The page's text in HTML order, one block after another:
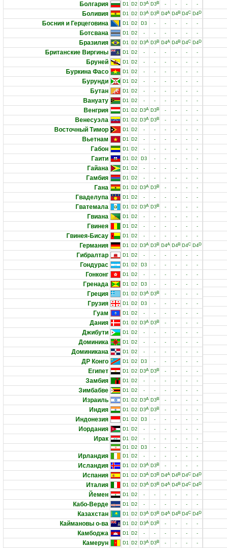
Болгария D1 D2 D3A D3B - - - -
Боливия D1 D2 D3A D3B D4A D4B D4C D4D
Босния и Герцеговина D1 D2 D3 - - - - -
Ботсвана D1 D2 - - - - - -
Бразилия D1 D2 D3A D3B D4A D4B D4C D4D
Британские Виргины D1 D2 - - - - - -
Бруней D1 D2 - - - - - -
Буркина Фасо D1 D2 - - - - - -
Бурунди D1 D2 - - - - - -
Бутан D1 D2 - - - - - -
Вануату D1 D2 - - - - - -
Венгрия D1 D2 D3A D3B - - - -
Венесуэла D1 D2 D3A D3B - - - -
Восточный Тимор D1 D2 - - - - - -
Вьетнам D1 D2 - - - - - -
Габон D1 D2 - - - - - -
Гаити D1 D2 D3 - - - - -
Гайана D1 D2 - - - - - -
Гамбия D1 D2 - - - - - -
Гана D1 D2 D3A D3B - - - -
Гваделупа D1 D2 - - - - - -
Гватемала D1 D2 D3A D3B - - - -
Гвиана D1 D2 - - - - - -
Гвинея D1 D2 - - - - - -
Гвинея-Бисау D1 D2 - - - - - -
Германия D1 D2 D3A D3B D4A D4B D4C D4D
Гибралтар D1 D2 - - - - - -
Гондурас D1 D2 D3 - - - - -
Гонконг D1 D2 - - - - - -
Гренада D1 D2 D3 - - - - -
Греция D1 D2 D3A D3B - - - -
Грузия D1 D2 D3 - - - - -
Гуам D1 D2 - - - - - -
Дания D1 D2 D3A D3B - - - -
Джибути D1 D2 - - - - - -
Доминика D1 D2 - - - - - -
Доминикана D1 D2 - - - - - -
ДР Конго D1 D2 D3 - - - - -
Египет D1 D2 D3A D3B - - - -
Замбия D1 D2 - - - - - -
Зимбабве D1 D2 - - - - - -
Израиль D1 D2 D3A D3B - - - -
Индия D1 D2 D3A D3B - - - -
Индонезия D1 D2 D3 - - - - -
Иордания D1 D2 - - - - - -
Ирак D1 D2 - - - - -
-
D1 D2 D3 - - - - -
Ирландия D1 D2 - - - - - -
Исландия D1 D2 D3A D3B - - - -
Испания D1 D2 D3A D3B D4A D4B D4C D4D
Италия D1 D2 D3A D3B D4A D4B D4C D4D
Йемен D1 D2 - - - - - -
Кабо-Верде D1 D2 - - - - - -
Казахстан D1 D2 D3A D3B D4A D4B D4C D4D
Каймановы о-ва D1 D2 D3A D3B - - - -
Камбоджа D1 D2 - - - - - -
Камерун D1 D2 D3A D3B - - - -